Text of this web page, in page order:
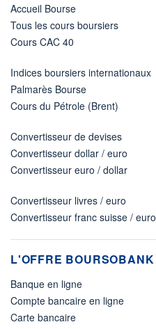
Accueil Bourse
Tous les cours boursiers
Cours CAC 40
Indices boursiers internationaux
Palmarès Bourse
Cours du Pétrole (Brent)
Convertisseur de devises
Convertisseur dollar / euro
Convertisseur euro / dollar
Convertisseur livres / euro
Convertisseur franc suisse / euro
L'OFFRE BOURSOBANK
Banque en ligne
Compte bancaire en ligne
Carte bancaire